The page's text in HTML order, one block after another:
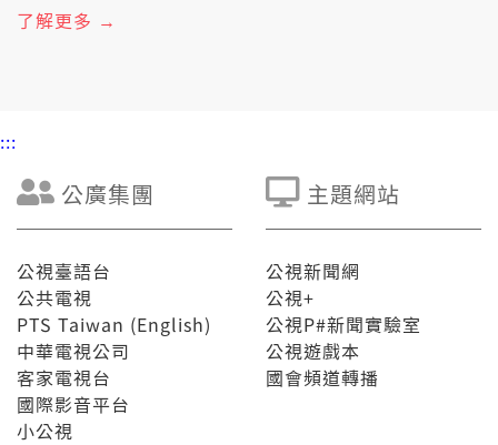
過居民著生驚，講實在傷恐怖矣。
了解更多 →
:::
公廣集團
公視臺語台
公共電視
PTS Taiwan (English)
中華電視公司
客家電視台
國際影音平台
小公視
主題網站
公視新聞網
公視+
公視P#新聞實驗室
公視遊戲本
國會頻道轉播